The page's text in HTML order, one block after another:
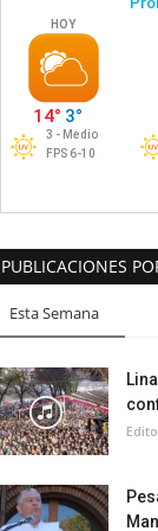
PUBLICACIONES
Esta Semana